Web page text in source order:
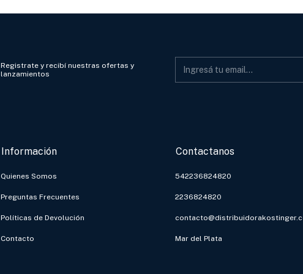
Registrate y recibí nuestras ofertas y
lanzamientos
Información
Quienes Somos
Preguntas Frecuentes
Políticas de Devolución
Contacto
Contactanos
542236824820
2236824820
Mar del Plata